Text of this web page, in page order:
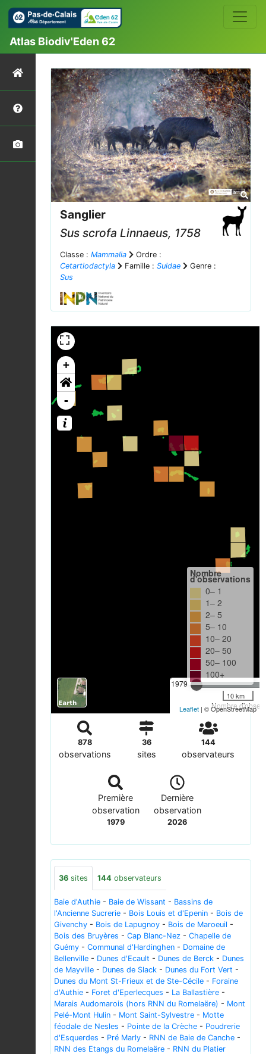
Atlas Biodiv'Eden 62
Sanglier
Sus scrofa Linnaeus, 1758
Classe : Mammalia
Ordre :
Cetartiodactyla
Famille : Suidae
Genre :
Sus
+
-
1979
Nombre
Nombre
d'observations
0– 1
1– 2
2– 5
5– 10
10– 20
20– 50
50– 100
100+
10 km
Leaflet | © OpenStreetMap
878
observations
36
sites
144
observateurs
Première
observation
1979
Dernière
observation
2026
36 sites 144 observateurs
Baie d'Authie - Baie de Wissant - Bassins de
l'Ancienne Sucrerie - Bois Louis et d'Epenin - Bois de
Givenchy - Bois de Lapugnoy - Bois de Maroeuil -
Bois des Bruyères - Cap Blanc-Nez - Chapelle de
Guémy - Communal d'Hardinghen - Domaine de
Bellenville - Dunes d'Ecault - Dunes de Berck - Dunes
de Mayville - Dunes de Slack - Dunes du Fort Vert -
Dunes du Mont St-Frieux et de Ste-Cécile - Foraine
d'Authie - Foret d'Eperlecques - La Ballastière -
Marais Audomarois (hors RNN du Romelaëre) - Mont
Pelé-Mont Hulin - Mont Saint-Sylvestre - Motte
féodale de Nesles - Pointe de la Crèche - Poudrerie
d'Esquerdes - Pré Marly - RNN de Baie de Canche -
RNN des Etangs du Romelaëre - RNN du Platier